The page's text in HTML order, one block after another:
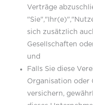
Verträge
sich zusätzlich
Gesellschaften
und
Falls Sie diese
Organisation oder
versichern,